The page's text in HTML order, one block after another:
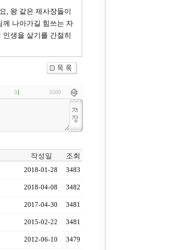
, 왕 같은 제사장들이
께 나아가길 힘쓰는 자
생을 살기를 간절히
0 3500
작성일 조회
2018-01-28 3483
2018-04-08 3482
2017-04-30 3481
2015-02-22 3481
2012-06-10 3479